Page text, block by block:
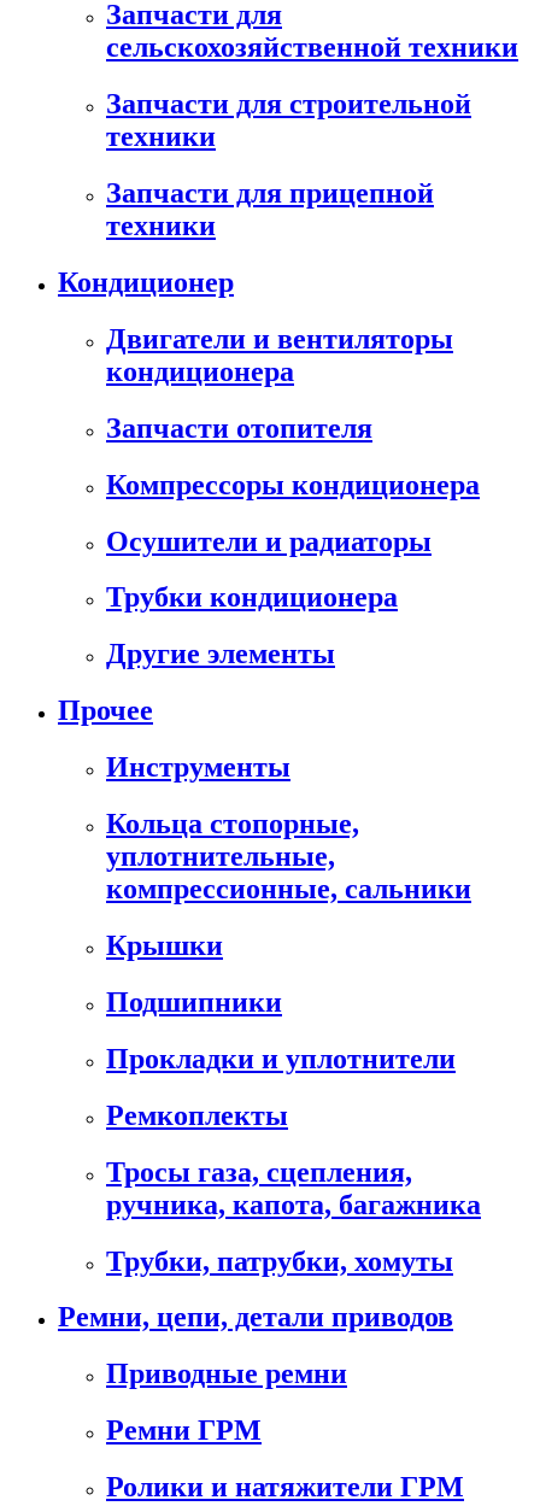
Запчасти для
сельскохозяйственной техники
Запчасти для строительной
техники
Запчасти для прицепной
техники
Кондиционер
Двигатели и вентиляторы
кондиционера
Запчасти отопителя
Компрессоры кондиционера
Осушители и радиаторы
Трубки кондиционера
Другие элементы
Прочее
Инструменты
Кольца стопорные,
уплотнительные,
компрессионные, сальники
Крышки
Подшипники
Прокладки и уплотнители
Ремкоплекты
Тросы газа, сцепления,
ручника, капота, багажника
Трубки, патрубки, хомуты
Ремни, цепи, детали приводов
Приводные ремни
Ремни ГРМ
Ролики и натяжители ГРМ